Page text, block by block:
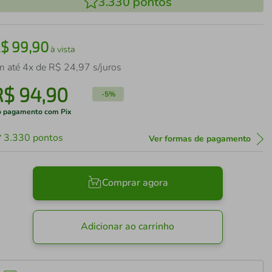
99,90à vista
até 4x de R$ 24,97 s/juros
94,90 -5%
pagamento com Pix
3.330 pontos Ver formas de pagamento
Comprar agora
Adicionar ao carrinho